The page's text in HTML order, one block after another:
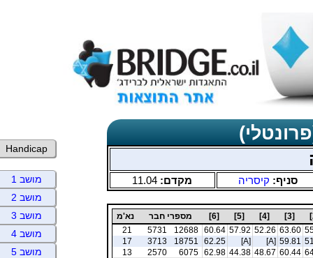
סניף: קיסריה מקדם: 11.04
[3]
[4]
[5]
[6] מספרי חבר
נא'מ
63.60
52.26
57.92
60.64
12688
5731
21
59.81
[A]
[A]
62.25
18751
3713
17
60.44
48.67
44.38
62.98
6075
2570
13
Handicap
מושב 1
מושב 2
מושב 3
מושב 4
מושב 5